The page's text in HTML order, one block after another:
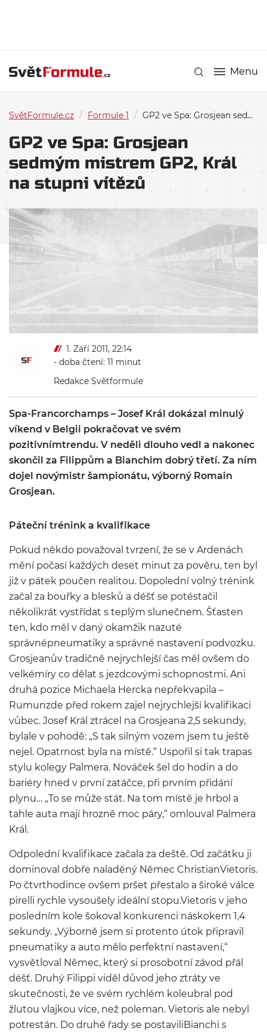
Menu
SvětFormule.cz / Formule 1 / GP2 ve Spa: Grosjean sedmým mistrem GP2, Král na stupni vítězů
GP2 ve Spa: Grosjean
sedmým mistrem GP2, Král
na stupni vítězů
1. Září 2011, 22:14
- doba čtení: 11 minut
Redakce Světformule
Spa-Francorchamps – Josef Král dokázal minulý
víkend v Belgii pokračovat ve svém
pozitivnímtrendu. V neděli dlouho vedl a nakonec
skončil za Filippům a Bianchim dobrý třetí. Za ním
dojel novýmistr šampionátu, výborný Romain
Grosjean.
Páteční trénink a kvalifikace
Pokud někdo považoval tvrzení, že se v Ardenách
mění počasí každých deset minut za pověru, ten byl
již v pátek poučen realitou. Dopolední volný trénink
začal za bouřky a blesků a déšť se potéstačil
několikrát vystřídat s teplým slunečnem. Šťasten
ten, kdo měl v daný okamžik nazuté
správnépneumatiky a správné nastavení podvozku.
Grosjeanův tradičně nejrychlejší čas měl ovšem do
velkémíry co dělat s jezdcovými schopnostmi. Ani
druhá pozice Michaela Hercka nepřekvapila –
Rumunzde před rokem zajel nejrychlejší kvalifikaci
vůbec. Josef Král ztrácel na Grosjeana 2,5 sekundy,
bylale v pohodě: „S tak silným vozem jsem tu ještě
nejel. Opatrnost byla na místě.“ Uspořil si tak trapas
stylu kolegy Palmera. Nováček šel do hodin a do
bariéry hned v první zatáčce, při prvním přidání
plynu… „To se může stát. Na tom místě je hrbol a
tahle auta mají hrozně moc páry,“ omlouval Palmera
Král.
Odpolední kvalifikace začala za deště. Od začátku ji
dominoval dobře naladěný Němec ChristianVietoris.
Po čtvrthodince ovšem pršet přestalo a široké válce
pirelli rychle vysoušely ideální stopu.Vietoris v jeho
posledním kole šokoval konkurenci náskokem 1,4
sekundy. „Výborně jsem si protento útok připravil
pneumatiky a auto mělo perfektní nastavení,“
vysvětloval Němec, který si prosobotní závod přál
déšť. Druhý Filippi viděl důvod jeho ztráty ve
skutečnosti, že ve svém rychlém koleubral pod
žlutou vlajkou více, než poleman. Vietoris ale nebyl
potrestán. Do druhé řady se postaviliBianchi s